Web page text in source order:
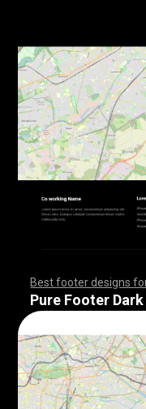
Best footer designs
,,,,,,,,,,,,,,,,,,,,,,,
,,,,,,,,,,,,,,,,,,,,,,,
,,,,,,,,
Pure Footer Dark